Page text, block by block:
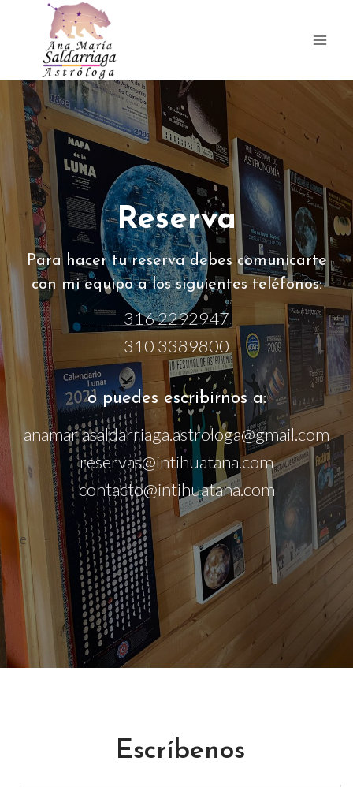
contenido
Reserva
Para hacer tu reserva debes comunicarte
con mi equipo a los siguientes teléfonos:
316 2292947
310 3389800
o puedes escribirnos a:
anamariasaldarriaga.astrologa@gmail.com
reservas@intihuatana.com
contacto@intihuatana.com
e
Escríbenos